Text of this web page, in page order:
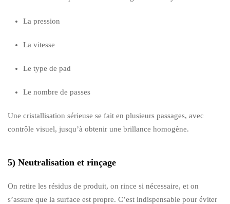
La pression
La vitesse
Le type de pad
Le nombre de passes
Une cristallisation sérieuse se fait en plusieurs passages, avec
contrôle visuel, jusqu’à obtenir une brillance homogène.
5) Neutralisation et rinçage
On retire les résidus de produit, on rince si nécessaire, et on
s’assure que la surface est propre. C’est indispensable pour éviter